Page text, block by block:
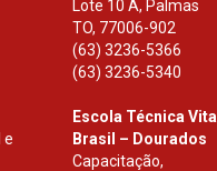
Lote 10 A, Palmas
TO, 77006-902
(63) 3236-5366
(63) 3236-5340
e
Escola Técnica Vital
Brasil – Dourados
Capacitação,